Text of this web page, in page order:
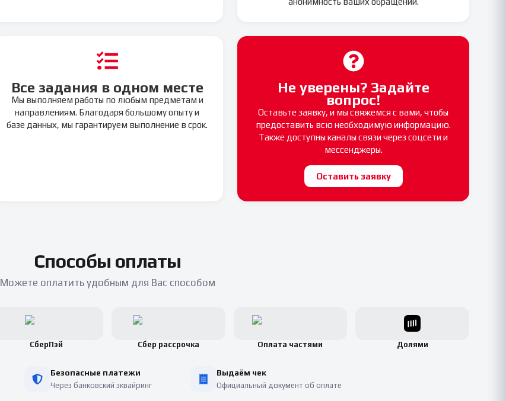
анонимность ваших обращений.
Все задания в одном месте
Мы выполняем работы по любым предметам и
направлениям. Благодаря большому опыту и
базе данных, мы гарантируем выполнение в срок.
Не уверены? Задайте
вопрос!
Оставьте заявку, и мы свяжемся с вами, чтобы
предоставить всю необходимую информацию.
Также доступны каналы связи через соцсети и
мессенджеры.
Оставить заявку
Способы оплаты
Можете оплатить удобным для Вас способом
СберПэй Сбер рассрочка Оплата частями Долями
Безопасные платежи
Через банковский эквайринг
Выдаём чек
Официальный документ об оплате